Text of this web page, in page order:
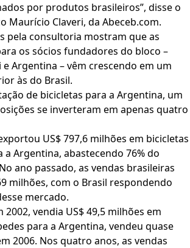
por produtos brasileiros”, disse o
Maurício Claveri, da Abeceb.com.
pela consultoria mostram que as
os sócios fundadores do bloco –
Argentina – vêm crescendo em um
às do Brasil.
de bicicletas para a Argentina, um
se inverteram em apenas quatro
US$ 797,6 milhões em bicicletas
a Argentina, abastecendo 76% do
ano passado, as vendas brasileiras
milhões, com o Brasil respondendo
mercado.
2002, vendia US$ 49,5 milhões em
para a Argentina, vendeu quase
2006. Nos quatro anos, as vendas